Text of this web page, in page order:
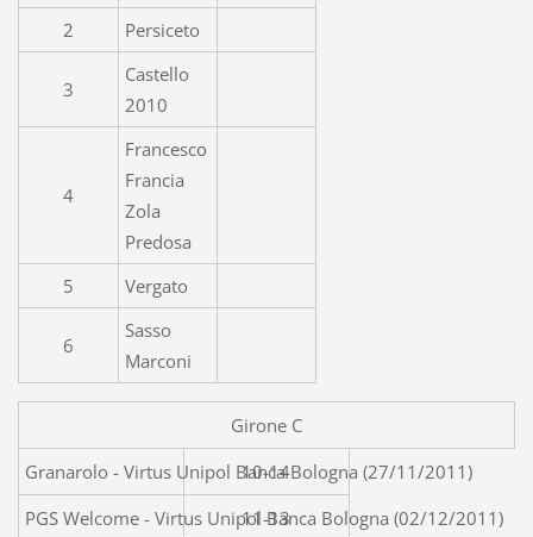
2
Persiceto
3
Castello
2010
4
Francesco
Francia
Zola
Predosa
5
Vergato
6
Sasso
Marconi
Girone C
Granarolo - Virtus Unipol
10-14
PGS Welcome - Virtus Unipol Banca Bologna (02/12/2011)
11-13